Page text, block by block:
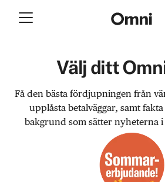
Välj ditt
Få den bästa fördjupningen från
upplåsta betalväggar, samt
bakgrund som sätter nyheterna